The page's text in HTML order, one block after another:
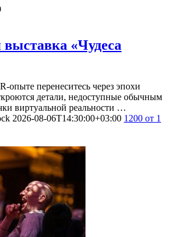
«Чудеса
опыте перенеситесь через эпохи
детали, недоступные обычным
виртуальной реальности …
2026-08-06T14:30:00+03:00 1200 от 1